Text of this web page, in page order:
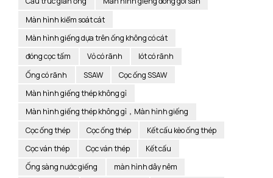
Màn hình kiểm soát cát
Màn hình giếng dựa trên ống không có cát
đóng cọc tấm
Vỏ có rãnh
lót có rãnh
Ống có rãnh
SSAW
Cọc ống SSAW
Màn hình giếng thép không gỉ
Màn hình giếng thép không gỉ，Màn hình giếng
Cọc ống thép
Cọc ống thép
Kết cấu kèo ống thép
Cọc ván thép
Cọc ván thép
Kết cấu
Ống sàng nước giếng
màn hình dây nêm